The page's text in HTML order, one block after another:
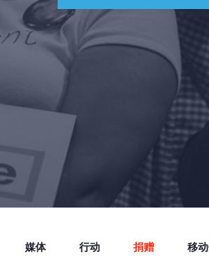
媒体 行动 捐赠 移